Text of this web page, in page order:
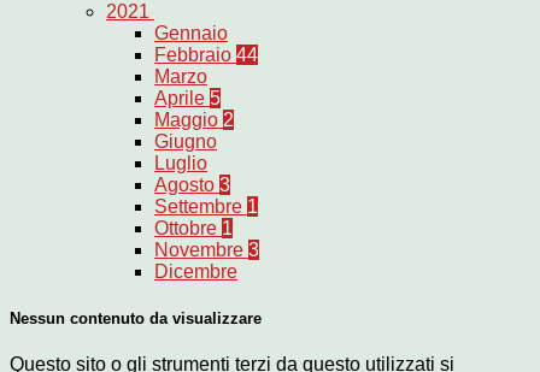
2021
Gennaio
Febbraio 44
Marzo
Aprile 5
Maggio 2
Giugno
Luglio
Agosto 3
Settembre 1
Ottobre 1
Novembre 3
Dicembre
Nessun contenuto da visualizzare
Questo sito o gli strumenti terzi da questo utilizzati si